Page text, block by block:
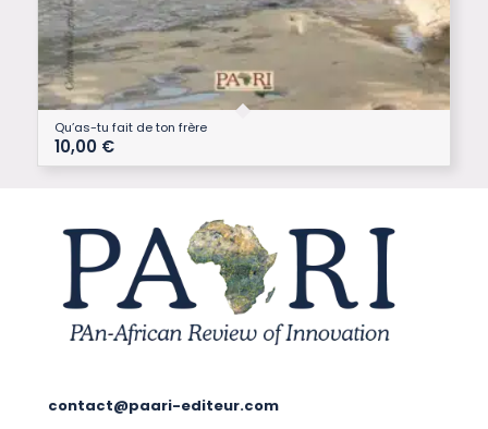
Qu’as-tu fait de ton frère
10,00 €
contact@paari-editeur.com